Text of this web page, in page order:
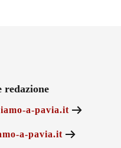
redazione
a-pavia.it
a-pavia.it